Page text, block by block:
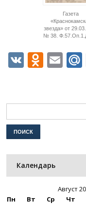
Газета
звезда» от
№ 38.
VK
Календарь
Август
Пн
Вт Ср Чт